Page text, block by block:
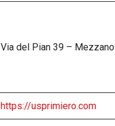
Via del Pian 39 – Mezzano
https://usprimiero.com